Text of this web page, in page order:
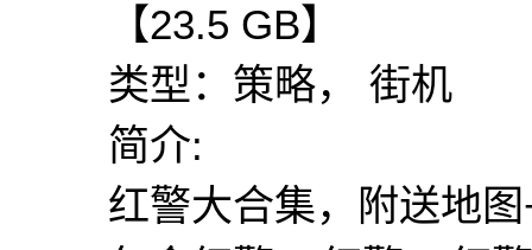
【23.5 GB】
类型：策略， 街机
简介:
红警大合集，附送地